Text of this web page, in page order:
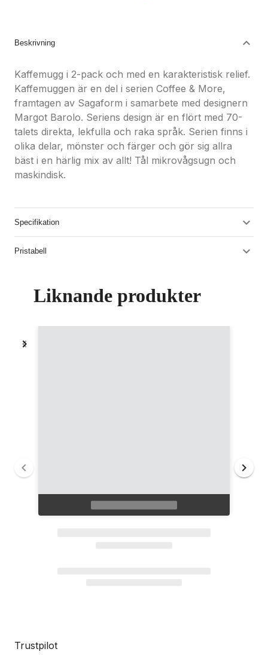
Beskrivning
Kaffemugg i 2-pack och med en karakteristisk relief.
Kaffemuggen är en del i serien Coffee & More,
framtagen av Sagaform i samarbete med designern
Margot Barolo. Seriens design är en flört med 70-
talets direkta, lekfulla och raka språk. Serien finns i
olika delar, mönster och färger och gör sig allra
bäst i en härlig mix av allt! Tål mikrovågsugn och
maskindisk.
Specifikation
Pristabell
Liknande produkter
Trustpilot